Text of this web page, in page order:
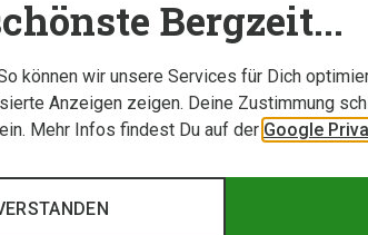
Du sparst 24%
Bergzeit...
können wir unsere Services für Dich
Anzeigen zeigen. Deine Zustimmung
Mehr Infos findest Du auf der Google